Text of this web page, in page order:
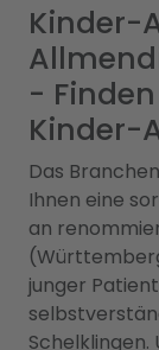
Kinder-
-
Kinder-
Das
Ihnen eine
an
junger
Schelklingen.